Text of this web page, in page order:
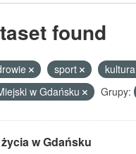
found
sport kultura
w Gdańsku
Grupy:
w Gdańsku